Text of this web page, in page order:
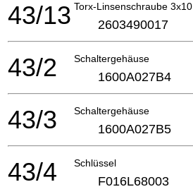
Torx-Linsenschraube 3x10
43/13 2603490017
Schaltergehäuse
43/2 1600A027B4
Schaltergehäuse
43/3 1600A027B5
Schlüssel
43/4 F016L68003